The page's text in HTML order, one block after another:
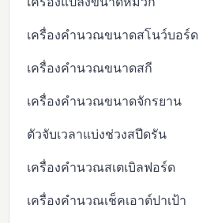
เครื่องคำนวณขนาดสโนว์บอร์ด
เครื่องคำนวณขนาดสกี
เครื่องคำนวณขนาดจักรยาน
ตัวจับเวลาแบ่งช่วงสปีดรัน
เครื่องคำนวณสเตเบิลฟอร์ด
เครื่องคำนวณเช็คเอาต์ปาเป้า